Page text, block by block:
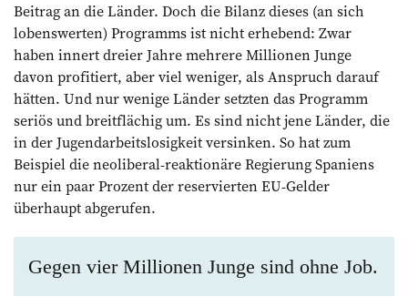
Beitrag an die Länder. Doch die Bilanz dieses (an sich
lobenswerten) Programms ist nicht erhebend: Zwar
haben innert dreier Jahre mehrere Millionen Junge
davon profitiert, aber viel weniger, als Anspruch darauf
hätten. Und nur wenige Länder setzten das Programm
seriös und breitflächig um. Es sind nicht jene Länder, die
in der Jugendarbeitslosigkeit versinken. So hat zum
Beispiel die neoliberal-reaktionäre Regierung Spaniens
nur ein paar Prozent der reservierten EU-Gelder
überhaupt abgerufen.
Gegen vier Millionen Junge sind ohne Job.